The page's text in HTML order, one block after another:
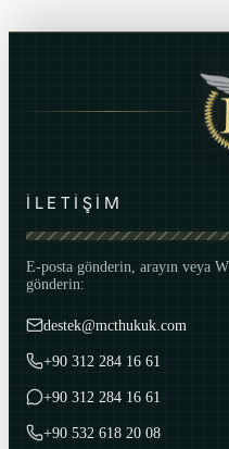
İLETİŞİM
E-posta gönderin, arayın veya
gönderin:
destek@mcthukuk.com
+90 312 284 16 61
+90 312 284 16 61
+90 532 618 20 08